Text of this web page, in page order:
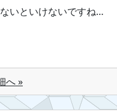
いといけないですね…
へ »